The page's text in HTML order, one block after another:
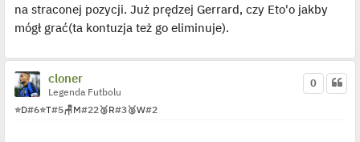
na straconej pozycji. Już prędzej Gerrard, czy Eto'o jakby
mógł grać(ta kontuzja też go eliminuje).
cloner
Legenda Futbolu
⭐D#6⭐T#5🪑M#22🥉R#3🥈W#2
0